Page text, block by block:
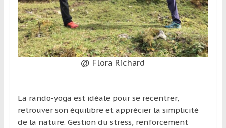
@ Flora Richard
La rando-yoga est idéale pour se recentrer,
retrouver son équilibre et apprécier la simplicité
de la nature. Gestion du stress, renforcement